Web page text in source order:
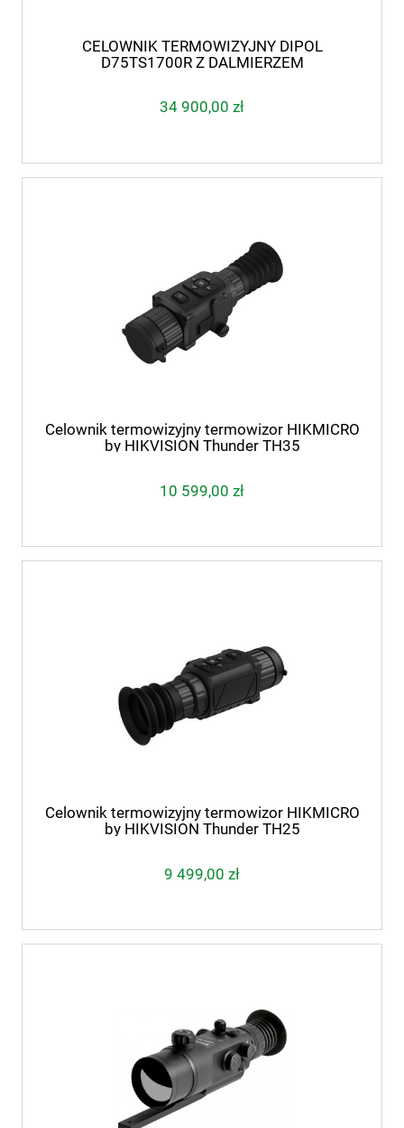
CELOWNIK TERMOWIZYJNY DIPOL
D75TS1700R Z DALMIERZEM
34 900,00 zł
Celownik termowizyjny termowizor HIKMICRO
by HIKVISION Thunder TH35
10 599,00 zł
Celownik termowizyjny termowizor HIKMICRO
by HIKVISION Thunder TH25
9 499,00 zł